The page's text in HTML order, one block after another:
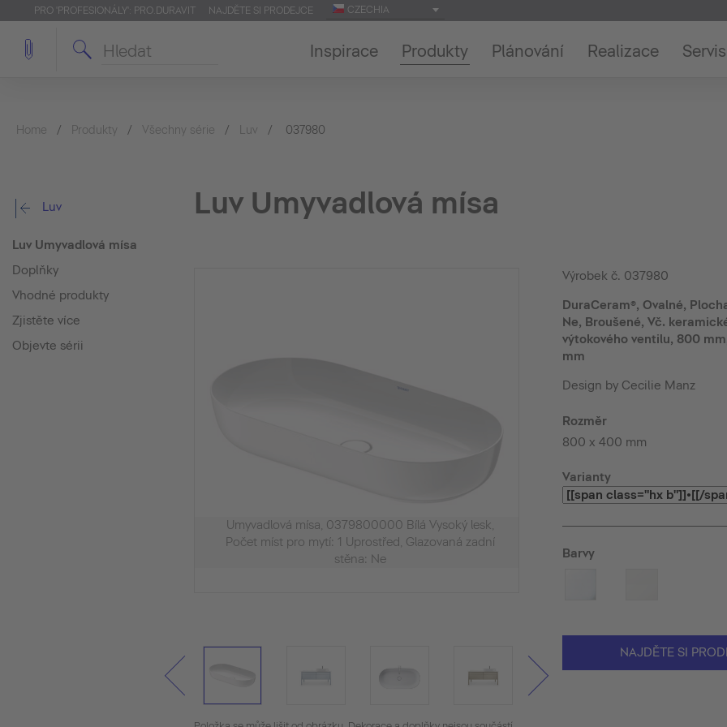
PRO 'PROFESIONÁLY': PRO.DURAVIT NAJDĚTE SI PRODEJCE CZECHIA
Inspirace Produkty Plánování Realizace Servis
Home Produkty Všechny série Luv 037980
Luv
Luv Umyvadlová mísa
Doplňky
Vhodné produkty
Zjistěte více
Objevte sérii
Luv Umyvadlová mísa
Umyvadlová mísa, 0379800000 Bílá Vysoký lesk,
Počet míst pro mytí: 1 Uprostřed, Glazovaná zadní
stěna: Ne
Výrobek č. 037980
DuraCeram®, Ovalné,
Ne, Broušené, Vč.
výtokového ventilu, 800
mm
Design by Cecilie Manz
Rozměr
800 x 400 mm
Varianty
Barvy
NAJDĚTE SI